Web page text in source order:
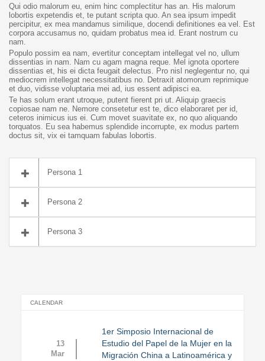
Qui odio malorum eu, enim hinc complectitur has an. His malorum
lobortis expetendis et, te putant scripta quo. An sea ipsum impedit
percipitur, ex mea mandamus similique, docendi definitiones ea vel. Est
corpora accusamus no, quidam probatus mea id. Erant nostrum cu
nam.
Populo possim ea nam, evertitur conceptam intellegat vel no, ullum
dissentias in nam. Nam cu agam magna reque. Mel ignota oportere
dissentias et, his ei dicta feugait delectus. Pro nisl neglegentur no, qui
mediocrem intellegat necessitatibus no. Detraxit atomorum reprimique
et duo, vidisse voluptaria mei ad, ius essent adipisci ea.
Te has solum erant utroque, putent fierent pri ut. Aliquip graecis
copiosae nam ne. Nemore consetetur est te, dico elaboraret per id,
ceteros inimicus ius ei. Cum movet suavitate ex, no quo aliquando
torquatos. Eu sea habemus splendide incorrupte, ex modus partem
doctus sit, vix ei tamquam fabulas lobortis.
Persona 1
Persona 2
Persona 3
CALENDAR
13
Mar
1er Simposio Internacional de
Estudio del Papel de la Mujer en la
Migración China a Latinoamérica y